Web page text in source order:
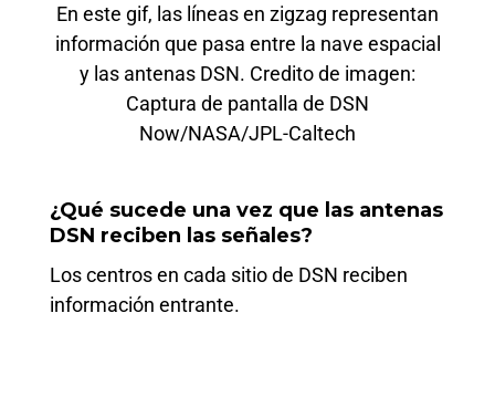
En este gif, las líneas en zigzag representan
información que pasa entre la nave espacial
y las antenas DSN. Credito de imagen:
Captura de pantalla de DSN
Now/NASA/JPL-Caltech
¿Qué sucede una vez que las antenas
DSN reciben las señales?
Los centros en cada sitio de DSN reciben
información entrante.